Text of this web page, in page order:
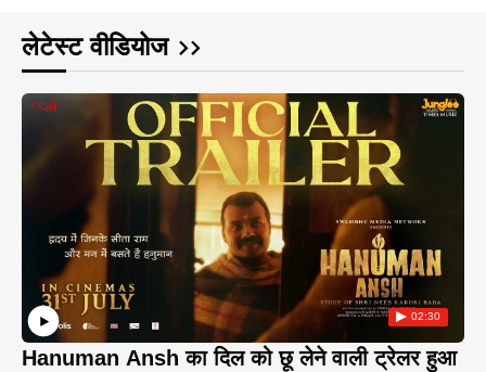
लेटेस्ट वीडियोज
02:30
Hanuman Ansh का दिल को छू लेने वाली ट्रेलर हुआ